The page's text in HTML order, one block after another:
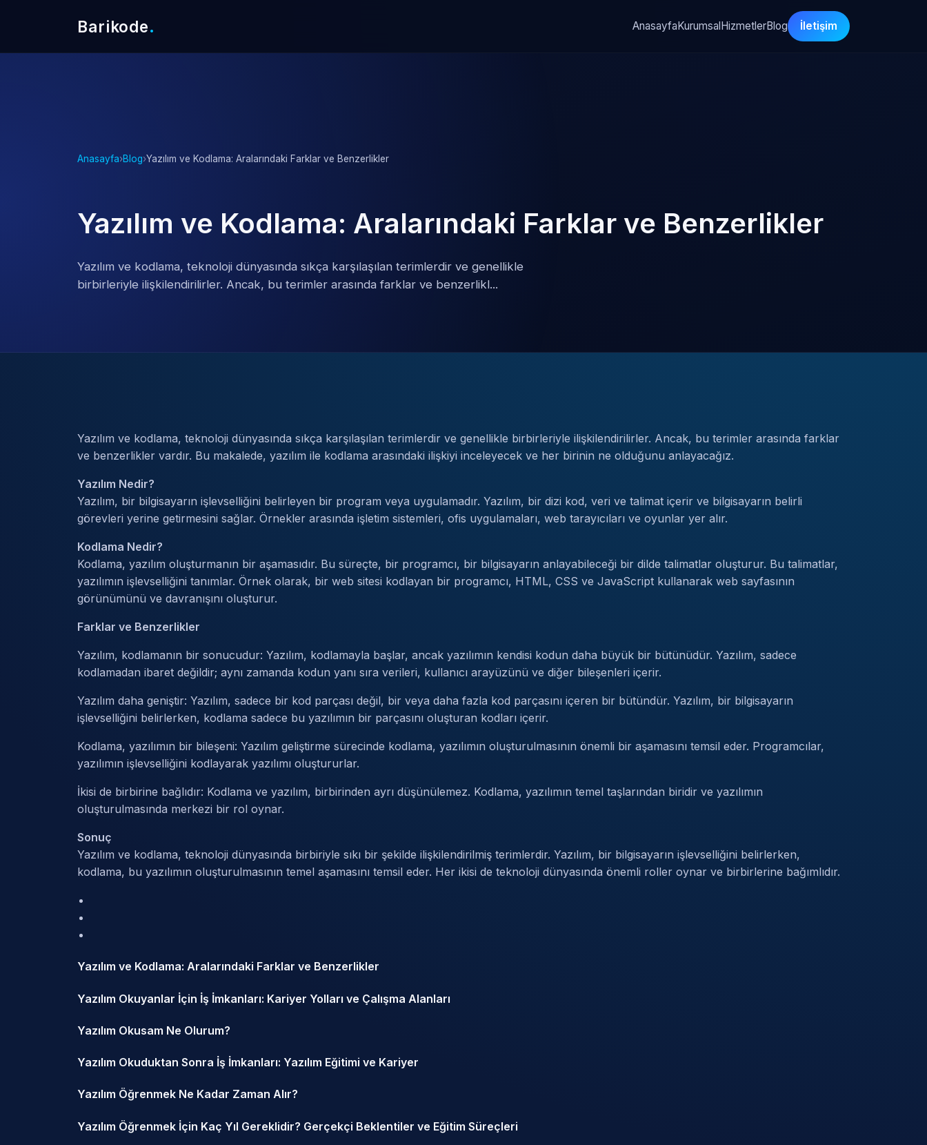
Barikode. AnasayfaKurumsalHizmetlerBlog İletişim
Anasayfa›Blog›Yazılım ve Kodlama: Aralarındaki Farklar ve Benzerlikler
Yazılım ve Kodlama: Aralarındaki Farklar ve Benzerlikler
Yazılım ve kodlama, teknoloji dünyasında sıkça karşılaşılan terimlerdir ve genellikle
birbirleriyle ilişkilendirilirler. Ancak, bu terimler arasında farklar ve benzerlikl...
Yazılım ve kodlama, teknoloji dünyasında sıkça karşılaşılan terimlerdir ve genellikle birbirleriyle ilişkilendirilirler. Ancak, bu terimler arasında farklar
ve benzerlikler vardır. Bu makalede, yazılım ile kodlama arasındaki ilişkiyi inceleyecek ve her birinin ne olduğunu anlayacağız.
Yazılım Nedir?
Yazılım, bir bilgisayarın işlevselliğini belirleyen bir program veya uygulamadır. Yazılım, bir dizi kod, veri ve talimat içerir ve bilgisayarın belirli
görevleri yerine getirmesini sağlar. Örnekler arasında işletim sistemleri, ofis uygulamaları, web tarayıcıları ve oyunlar yer alır.
Kodlama Nedir?
Kodlama, yazılım oluşturmanın bir aşamasıdır. Bu süreçte, bir programcı, bir bilgisayarın anlayabileceği bir dilde talimatlar oluşturur. Bu talimatlar,
yazılımın işlevselliğini tanımlar. Örnek olarak, bir web sitesi kodlayan bir programcı, HTML, CSS ve JavaScript kullanarak web sayfasının
görünümünü ve davranışını oluşturur.
Farklar ve Benzerlikler
Yazılım, kodlamanın bir sonucudur: Yazılım, kodlamayla başlar, ancak yazılımın kendisi kodun daha büyük bir bütünüdür. Yazılım, sadece
kodlamadan ibaret değildir; aynı zamanda kodun yanı sıra verileri, kullanıcı arayüzünü ve diğer bileşenleri içerir.
Yazılım daha geniştir: Yazılım, sadece bir kod parçası değil, bir veya daha fazla kod parçasını içeren bir bütündür. Yazılım, bir bilgisayarın
işlevselliğini belirlerken, kodlama sadece bu yazılımın bir parçasını oluşturan kodları içerir.
Kodlama, yazılımın bir bileşeni: Yazılım geliştirme sürecinde kodlama, yazılımın oluşturulmasının önemli bir aşamasını temsil eder. Programcılar,
yazılımın işlevselliğini kodlayarak yazılımı oluştururlar.
İkisi de birbirine bağlıdır: Kodlama ve yazılım, birbirinden ayrı düşünülemez. Kodlama, yazılımın temel taşlarından biridir ve yazılımın
oluşturulmasında merkezi bir rol oynar.
Sonuç
Yazılım ve kodlama, teknoloji dünyasında birbiriyle sıkı bir şekilde ilişkilendirilmiş terimlerdir. Yazılım, bir bilgisayarın işlevselliğini belirlerken,
kodlama, bu yazılımın oluşturulmasının temel aşamasını temsil eder. Her ikisi de teknoloji dünyasında önemli roller oynar ve birbirlerine bağımlıdır.
Yazılım ve Kodlama: Aralarındaki Farklar ve Benzerlikler
Yazılım Okuyanlar İçin İş İmkanları: Kariyer Yolları ve Çalışma Alanları
Yazılım Okusam Ne Olurum?
Yazılım Okuduktan Sonra İş İmkanları: Yazılım Eğitimi ve Kariyer
Yazılım Öğrenmek Ne Kadar Zaman Alır?
Yazılım Öğrenmek İçin Kaç Yıl Gereklidir? Gerçekçi Beklentiler ve Eğitim Süreçleri